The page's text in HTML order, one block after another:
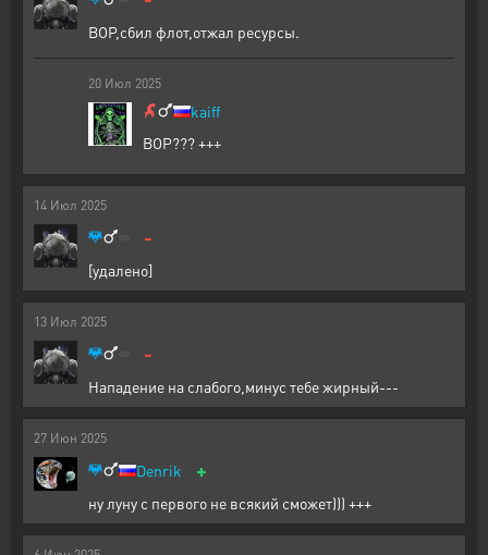
ВОР,сбил флот,отжал ресурсы.
20 Июл 2025
kaiff
ВОР??? +++
14 Июл 2025
-
[удалено]
13 Июл 2025
-
Нападение на слабого,минус тебе жирный---
27 Июн 2025
Denrik +
ну луну с первого не всякий сможет))) +++